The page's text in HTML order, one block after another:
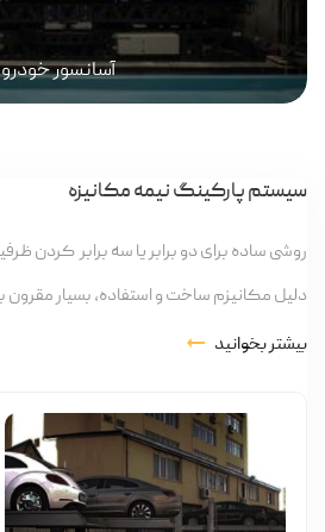
آسانسور خودرو
سیستم پارکینگ نیمه مکانیزه
روشی ساده برای دو برابر یا سه برابر کردن
دلیل مکانیزم ساخت و استفاده، بسیار
بیشتر بخوانید